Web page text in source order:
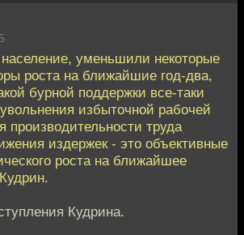
уменьшили некоторые
роста на ближайшие год-два,
бурной поддержки все-таки
избыточной рабочей
труда
издержек - это объективные
роста на ближайшее
Кудрина.